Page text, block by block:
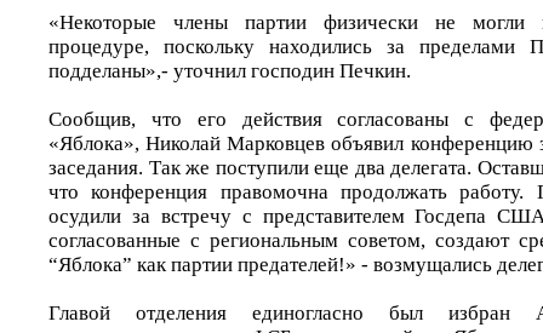
«Некоторые члены партии физически не могли
процедуре, поскольку находились за пределами
подделаны»,- уточнил господин Печкин.
Сообщив, что его действия согласованы с
«Яблока», Николай Марковцев объявил конференцию
заседания. Так же поступили еще два делегата.
что конференция правомочна продолжать работу.
осудили за встречу с представителем Госдепа
согласованные с региональным советом, создают
“Яблока” как партии предателей!» - возмущались
Главой отделения единогласно был избран